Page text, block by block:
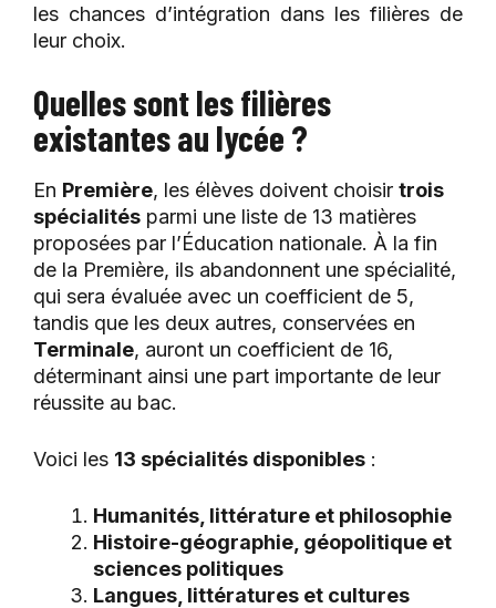
les chances d’intégration dans les filières de
leur choix​.
Quelles sont les filières
existantes au lycée ?
En Première, les élèves doivent choisir trois
spécialités parmi une liste de 13 matières
proposées par l’Éducation nationale. À la fin
de la Première, ils abandonnent une spécialité,
qui sera évaluée avec un coefficient de 5,
tandis que les deux autres, conservées en
Terminale, auront un coefficient de 16,
déterminant ainsi une part importante de leur
réussite au bac.
Voici les 13 spécialités disponibles :
Humanités, littérature et philosophie
Histoire-géographie, géopolitique et
sciences politiques
Langues, littératures et cultures